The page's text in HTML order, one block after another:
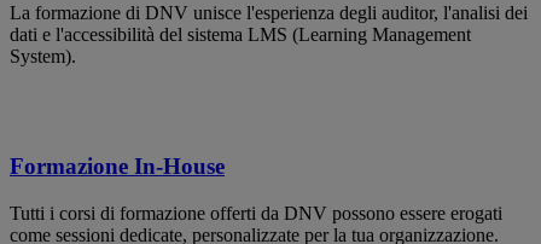
La formazione di DNV unisce l'esperienza degli auditor, l'analisi dei
dati e l'accessibilità del sistema LMS (Learning Management
System).
Formazione In-House
Tutti i corsi di formazione offerti da DNV possono essere erogati
come sessioni dedicate, personalizzate per la tua organizzazione.